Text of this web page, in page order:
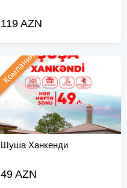
119 AZN
Шуша Ханкенди
Компания
49 AZN